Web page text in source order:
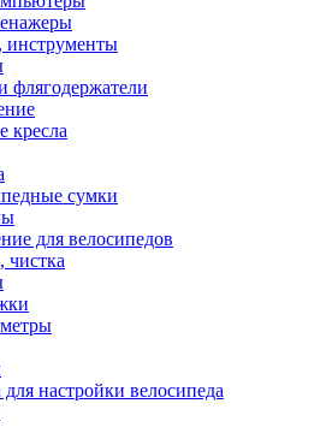
флягодержатели
кресла
сумки
для велосипедов
чистка
настройки велосипеда